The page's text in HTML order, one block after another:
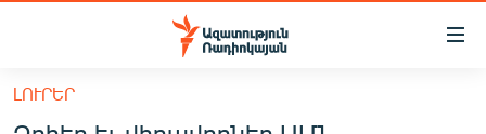
Մատչելիության
հիմնական
ԼՈՒՐԵՐ